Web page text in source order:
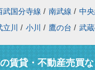
武国分寺線 / 南武線 / 中
川 / 小川 / 鷹の台 / 武蔵
賃貸・不動産売買